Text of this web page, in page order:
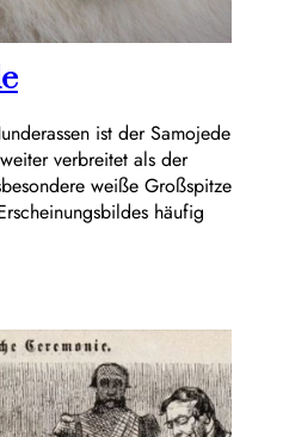
ist der Samojede
verbreitet als der
weiße Großspitze
häufig